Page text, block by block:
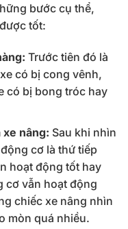
bước cụ thể,
tốt:
Trước tiên đó là
có bị cong vênh,
có bị bong tróc hay
nâng: Sau khi nhìn
cơ là thứ tiếp
hoạt động tốt hay
cơ vẫn hoạt động
chiếc xe nâng nhìn
mòn quá nhiều.